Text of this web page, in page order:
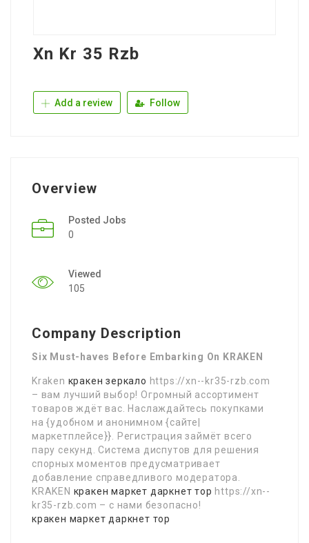
Xn Kr 35 Rzb
Add a review Follow
Overview
Posted Jobs
0
Viewed
105
Company Description
Six Must-haves Before Embarking On KRAKEN
Kraken кракен зеркало https://xn--kr35-rzb.com
– вам лучший выбор! Огромный ассортимент
товаров ждёт вас. Наслаждайтесь покупками
на {удобном и анонимном {сайте|
маркетплейсе}}. Регистрация займёт всего
пару секунд. Система диспутов для решения
спорных моментов предусматривает
добавление справедливого модератора.
KRAKEN кракен маркет даркнет тор https://xn--
kr35-rzb.com – с нами безопасно!
кракен маркет даркнет тор